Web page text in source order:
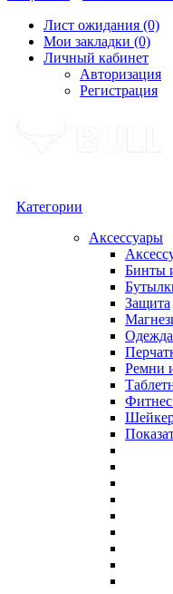
Лист ожидания (0)
Мои закладки (0)
Личный кабинет
Авторизация
Регистрация
Категории
Аксессуары
Бинты
Защита
Одежда
Ремни
Фитнес